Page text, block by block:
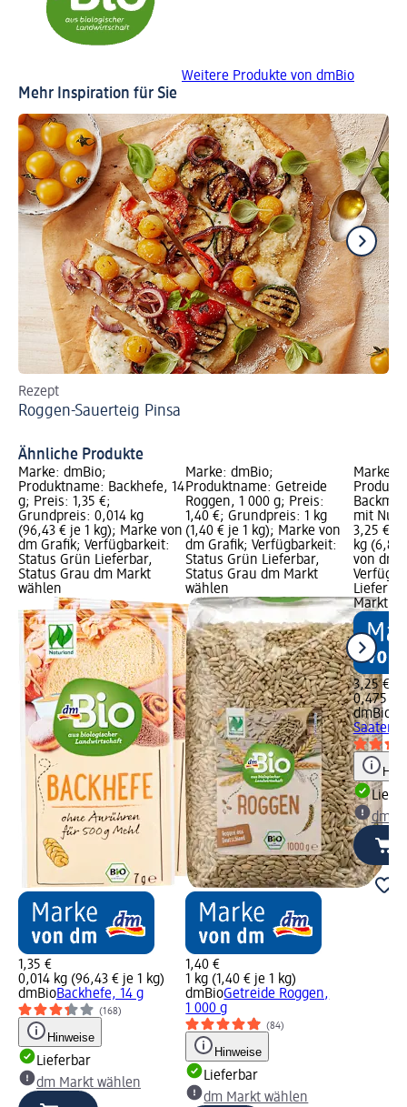
Weitere Produkte von dmBio
Mehr Inspiration für Sie
Rezept
Roggen-Sauerteig Pinsa
Ähnliche Produkte
Marke: dmBio;
Produktname: Backhefe, 14
g; Preis: 1,35 €;
Grundpreis: 0,014 kg
(96,43 € je 1 kg); Marke von
dm Grafik; Verfügbarkeit:
Status Grün Lieferbar,
Status Grau dm Markt
wählen
1,35 €
0,014 kg (96,43 € je 1 kg)
dmBioBackhefe, 14 g
(168)
Hinweise
Lieferbar
dm Markt wählen
Marke: dmBio;
Produktname: Getreide
Roggen, 1 000 g; Preis:
1,40 €; Grundpreis: 1 kg
(1,40 € je 1 kg); Marke von
dm Grafik; Verfügbarkeit:
Status Grün Lieferbar,
Status Grau dm Markt
wählen
1,40 €
1 kg (1,40 € je 1 kg)
dmBioGetreide Roggen,
1 000 g
(84)
Hinweise
Lieferbar
dm Markt wählen
Marke:
mit
3,25 €;
kg (6,84
von dm
Markt
3,25 €
0,475 kg
dmBio
dm